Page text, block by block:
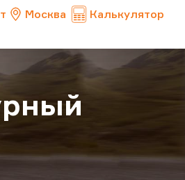
Москва Калькулятор